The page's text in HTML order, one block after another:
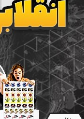
تعرفه آگهی ها